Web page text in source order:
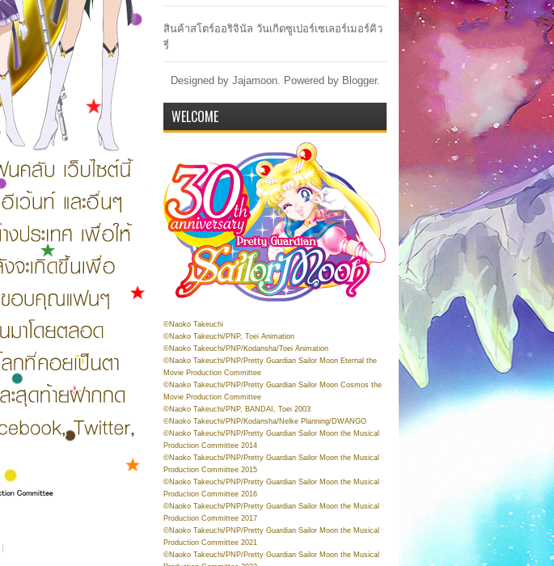
สินค้าสโตร์ออริจินัล วันเกิดซูเปอร์เซเลอร์เมอร์คิว
รี่
Designed by Jajamoon. Powered by Blogger.
WELCOME
©Naoko Takeuchi
©Naoko Takeuchi/PNP, Toei Animation
©Naoko Takeuchi/PNP/Kodansha/Toei Animation
©Naoko Takeuchi/PNP/Pretty Guardian Sailor Moon Eternal the
Movie Production Committee
©Naoko Takeuchi/PNP/Pretty Guardian Sailor Moon Cosmos the
Movie Production Committee
©Naoko Takeuchi/PNP, BANDAI, Toei 2003
©Naoko Takeuchi/PNP/Kodansha/Nelke Planning/DWANGO
©Naoko Takeuchi/PNP/Pretty Guardian Sailor Moon the Musical
Production Committee 2014
©Naoko Takeuchi/PNP/Pretty Guardian Sailor Moon the Musical
Production Committee 2015
©Naoko Takeuchi/PNP/Pretty Guardian Sailor Moon the Musical
Production Committee 2016
©Naoko Takeuchi/PNP/Pretty Guardian Sailor Moon the Musical
Production Committee 2017
©Naoko Takeuchi/PNP/Pretty Guardian Sailor Moon the Musical
Production Committee 2021
©Naoko Takeuchi/PNP/Pretty Guardian Sailor Moon the Musical